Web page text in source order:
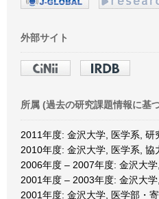
外部サイト
所属 (過去の研究課題情報に基
2011年度: 金沢大学, 医学系, 研
2010年度: 金沢大学, 医学系, 協
2006年度 – 2007年度: 金沢大
2001年度 – 2003年度: 金沢大
2001年度: 金沢大学, 医学部・